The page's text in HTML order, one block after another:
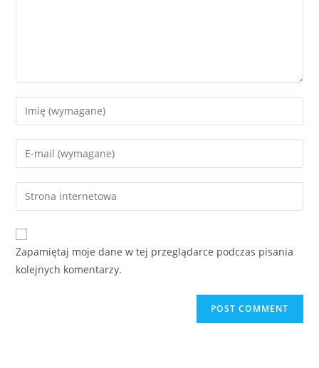
Zapamiętaj moje dane w tej przeglądarce podczas pisania
kolejnych komentarzy.